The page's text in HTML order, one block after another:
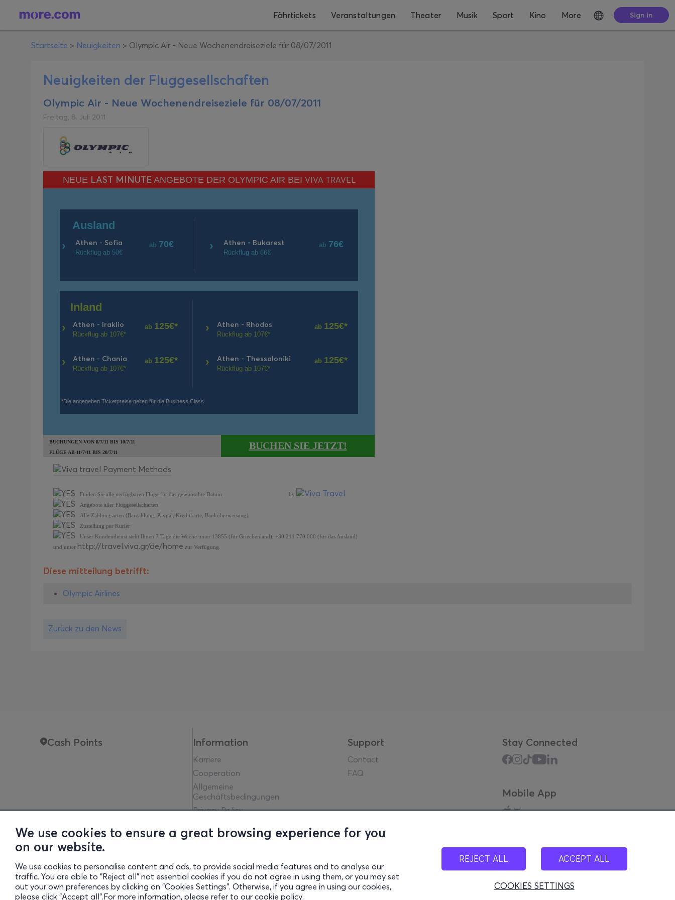
We use cookies to ensure a great browsing experience for you
on our website.
We use cookies to personalise content and ads, to provide social media features and to analyse our
traffic. You are able to "Reject all" not essential cookies if you do not agree in using them, or you may set
out your own preferences by clicking on "Cookies Settings". Otherwise, if you agree in using our cookies,
please click "Accept all".For more information, please refer to our cookie policy.
REJECT ALL ACCEPT ALL
COOKIES SETTINGS
Fährtickets Veranstaltungen Theater Musik Sport Kino More Sign in
Startseite > Neuigkeiten > Olympic Air - Neue Wochenendreiseziele für 08/07/2011
Neuigkeiten der Fluggesellschaften
Olympic Air - Neue Wochenendreiseziele für 08/07/2011
Freitag, 8. Juli 2011
ΝEUE LAST MINUTEANGEBOTE DER OLYMPIC AIR BEI VIVA TRAVEL
Ausland
› Αthen - Sofia
Rückflug ab 50€
ab 70€ › Αthen - Bukarest
Rückflug ab 66€
ab 76€
Inland
› Αthen - Iraklio
Rückflug ab 107€*
ab 125€* › Αthen - Rhodos
Rückflug ab 107€*
ab 125€*
› Αthen - Chania
Rückflug ab 107€*
ab 125€* › Αthen - Thessaloniki
Rückflug ab 107€*
ab 125€*
*Die angegeben Ticketpreise gelten für die Business Class.
BUCHUNGEN VON 8/7/11 BIS 10/7/11
FLÜGE AB 11/7/11 BIS 20/7/11
BUCHEN SIE JETZT!
Finden Sie alle verfügbaren Flüge für das gewünschte Datum
by
Angebote aller Fluggesellschaften
Alle Zahlungsarten (Barzahlung, Paypal, Kreditkarte, Banküberweisung)
Zustellung per Kurier
Unser Kundendienst steht Ihnen 7 Tage die Woche unter 13855 (für Griechenland), +30 211 770 000 (für das Ausland)
und unter http://travel.viva.gr/de/home zur Verfügung.
Diese mitteilung betrifft:
Olympic Airlines
Zurück zu den News
Cash Points Information
Karriere
Cooperation
Allgemeine
Geschäftsbedingungen
Privacy Policy
Community guidelines
Cookies settings
Support
Contact
FAQ
Stay Connected
Mobile App
Greek Tourism Organisation (Autorisierte Lizenz GTO: 0259Ε60000449100)